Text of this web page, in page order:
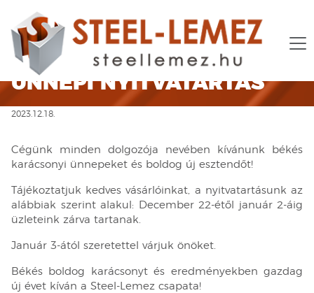
ÜNNEPI NYITVATARTÁS
2023.12.18.
Cégünk minden dolgozója nevében kívánunk békés
karácsonyi ünnepeket és boldog új esztendőt!
Tájékoztatjuk kedves vásárlóinkat, a nyitvatartásunk az
alábbiak szerint alakul: December 22-étől január 2-áig
üzleteink zárva tartanak.
Január 3-ától szeretettel várjuk önöket.
Békés boldog karácsonyt és eredményekben gazdag
új évet kíván a Steel-Lemez csapata!